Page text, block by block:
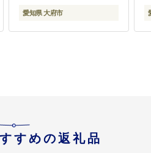
老 お中元 お歳暮
愛知県 大府市
すめの返礼品